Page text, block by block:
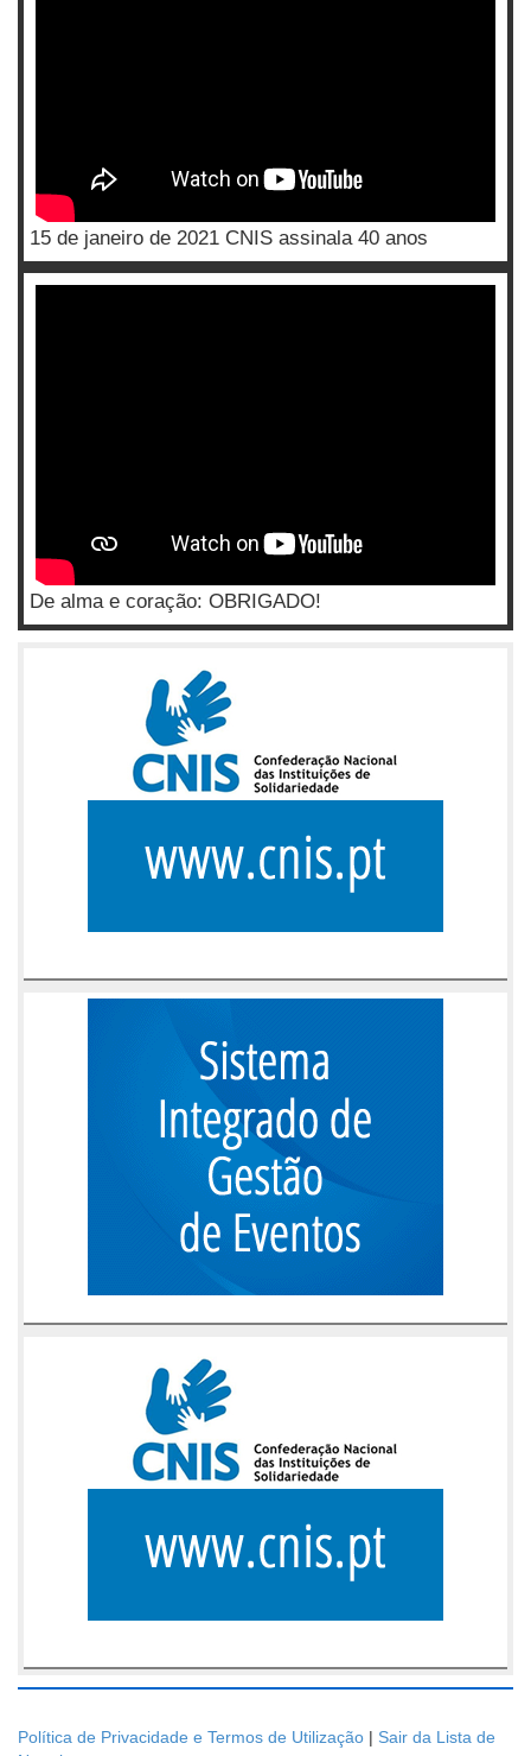
15 de janeiro de 2021 CNIS assinala 40 anos
De alma e coração: OBRIGADO!
Política de Privacidade e Termos de Utilização | Sair da Lista de